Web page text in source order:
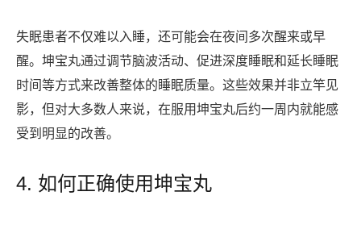
失眠患者不仅难以入睡，还可能会在夜间多次醒来或早
醒。坤宝丸通过调节脑波活动、促进深度睡眠和延长睡眠
时间等方式来改善整体的睡眠质量。这些效果并非立竿见
影，但对大多数人来说，在服用坤宝丸后约一周内就能感
受到明显的改善。
4. 如何正确使用坤宝丸